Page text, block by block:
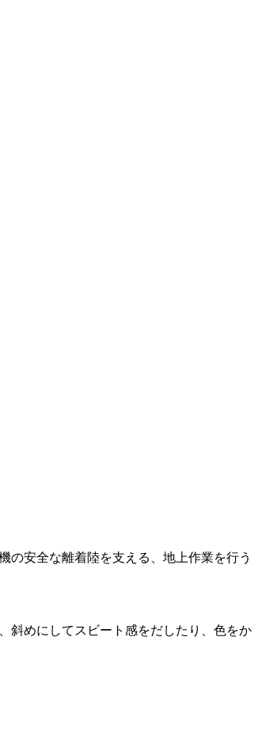
の安全な離着陸を支える、地上作業を行う
斜めにしてスビート感をだしたり、色をか